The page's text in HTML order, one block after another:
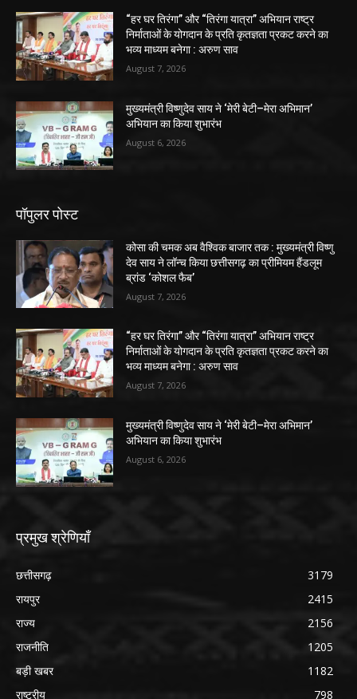
“हर घर तिरंगा” और “तिरंगा यात्रा” अभियान राष्ट्र
निर्माताओं के योगदान के प्रति कृतज्ञता प्रकट करने का
भव्य माध्यम बनेगा : अरुण साव
August 7, 2026
मुख्यमंत्री विष्णुदेव साय ने ‘मेरी बेटी–मेरा अभिमान’
अभियान का किया शुभारंभ
August 6, 2026
पॉपुलर पोस्ट
कोसा की चमक अब वैश्विक बाजार तक : मुख्यमंत्री विष्णु
देव साय ने लॉन्च किया छत्तीसगढ़ का प्रीमियम हैंडलूम
ब्रांड ‘कोशल फैब’
August 7, 2026
“हर घर तिरंगा” और “तिरंगा यात्रा” अभियान राष्ट्र
निर्माताओं के योगदान के प्रति कृतज्ञता प्रकट करने का
भव्य माध्यम बनेगा : अरुण साव
August 7, 2026
मुख्यमंत्री विष्णुदेव साय ने ‘मेरी बेटी–मेरा अभिमान’
अभियान का किया शुभारंभ
August 6, 2026
प्रमुख श्रेणियाँ
छत्तीसगढ़
3179
रायपुर
2415
राज्य
2156
राजनीति
1205
बड़ी खबर
1182
राष्ट्रीय
798